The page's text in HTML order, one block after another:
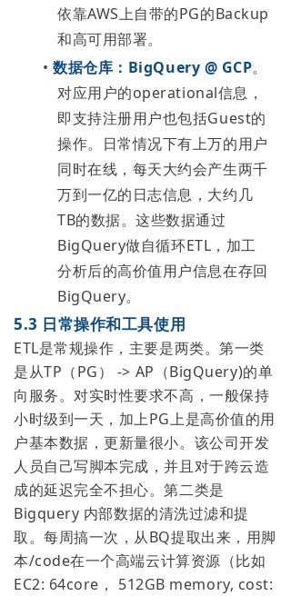
依靠AWS上自带的PG的Backup
和高可用部署。
•数据仓库：BigQuery @ GCP。
对应用户的operational信息，
即支持注册用户也包括Guest的
操作。日常情况下有上万的用户
同时在线，每天大约会产生两千
万到一亿的日志信息，大约几
TB的数据。这些数据通过
BigQuery做自循环ETL，加工
分析后的高价值用户信息在存回
BigQuery。
5.3 日常操作和工具使用
ETL是常规操作，主要是两类。第一类
是从TP（PG） -> AP（BigQuery)的单
向服务。对实时性要求不高，一般保持
小时级到一天，加上PG上是高价值的用
户基本数据，更新量很小。该公司开发
人员自己写脚本完成，并且对于跨云造
成的延迟完全不担心。第二类是
Bigquery 内部数据的清洗过滤和提
取。每周搞一次，从BQ提取出来，用脚
本/code在一个高端云计算资源（比如
EC2: 64core， 512GB memory, cost: